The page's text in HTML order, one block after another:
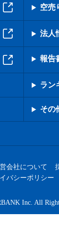
空売
法人
報告
ラン
その
会社について
バシーポリシー
Inc. All